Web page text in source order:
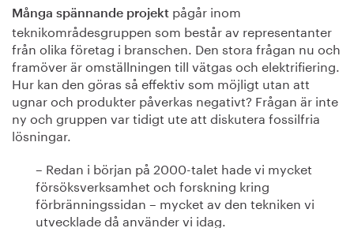
Många spännande projekt pågår inom
teknikområdesgruppen som består av representanter
från olika företag i branschen. Den stora frågan nu och
framöver är omställningen till vätgas och elektrifiering.
Hur kan den göras så effektiv som möjligt utan att
ugnar och produkter påverkas negativt? Frågan är inte
ny och gruppen var tidigt ute att diskutera fossilfria
lösningar.
– Redan i början på 2000-talet hade vi mycket
försöksverksamhet och forskning kring
förbränningssidan – mycket av den tekniken vi
utvecklade då använder vi idag.